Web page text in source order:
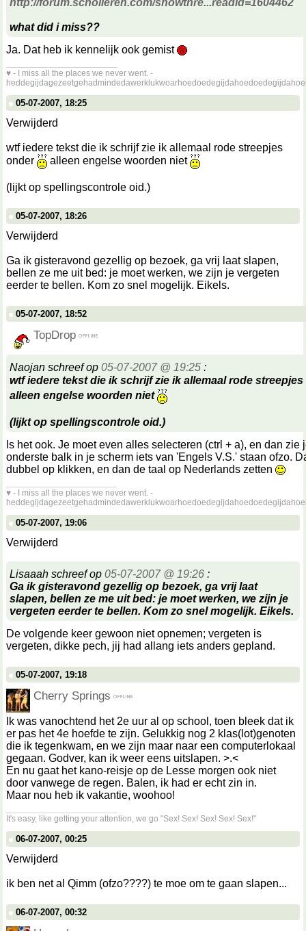
http://forum.scholieren.com/showthre...readid=1604462
what did i miss??
Ja. Dat heb ik kennelijk ook gemist
♥ - I miss all the places we never went. -
05-07-2007, 18:25
Verwijderd
wtf iedere tekst die ik schrijf zie ik allemaal rode streepjes
onder
alleen engelse woorden niet
(lijkt op spellingscontrole oid.)
05-07-2007, 18:26
Verwijderd
Ga ik gisteravond gezellig op bezoek, ga vrij laat slapen,
bellen ze me uit bed: je moet werken, we zijn je vergeten
eerder te bellen. Kom zo snel mogelijk. Eikels.
05-07-2007, 18:52
TopDrop
Naojan schreef op 05-07-2007 @ 19:25 :
wtf iedere tekst die ik schrijf zie ik allemaal rode
alleen engelse woorden niet
(lijkt op spellingscontrole oid.)
Is het ook. Je moet even alles selecteren (ctrl + a), en dan zie
onderste balk in je scherm iets van 'Engels V.S.' staan ofzo.
dubbel op klikken, en dan de taal op Nederlands zetten
♥ - I miss all the places we never went. -
05-07-2007, 19:06
Verwijderd
Lisaaah schreef op 05-07-2007 @ 19:26 :
Ga ik gisteravond gezellig op bezoek, ga vrij laat
slapen, bellen ze me uit bed: je moet werken, we zijn je
vergeten eerder te bellen. Kom zo snel mogelijk. Eikels.
De volgende keer gewoon niet opnemen; vergeten is
vergeten, dikke pech, jij had allang iets anders gepland.
05-07-2007, 19:18
Cherry Springs
Ik was vanochtend het 2e uur al op school, toen bleek dat ik
er pas het 4e hoefde te zijn. Gelukkig nog 2 klas(lot)genoten
die ik tegenkwam, en we zijn maar naar een computerlokaal
gegaan. Godver, kan ik weer eens uitslapen. >.<
En nu gaat het kano-reisje op de Lesse morgen ook niet
door vanwege de regen. Balen, ik had er echt zin in.
Maar nou heb ik vakantie, woohoo!
It's easy, like getting your attention, we go "Sex! Sex! Sex! Sex! Sex!"
06-07-2007, 00:25
Verwijderd
ik ben net al Qimm (ofzo????) te moe om te gaan slapen...
06-07-2007, 00:32